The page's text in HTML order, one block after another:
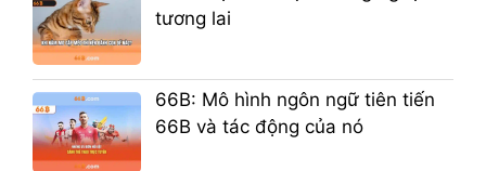
tương lai
66B: Mô hình ngôn ngữ tiên tiến
66B và tác động của nó